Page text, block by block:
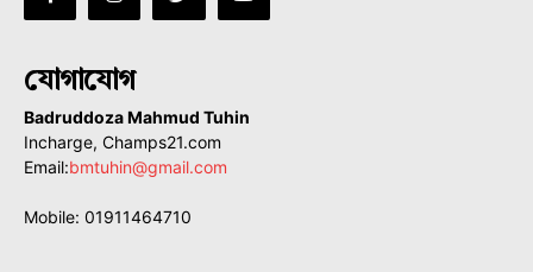
যোগাযোগ
Badruddoza Mahmud Tuhin
Incharge, Champs21.com
Email:bmtuhin@gmail.com
Mobile: 01911464710